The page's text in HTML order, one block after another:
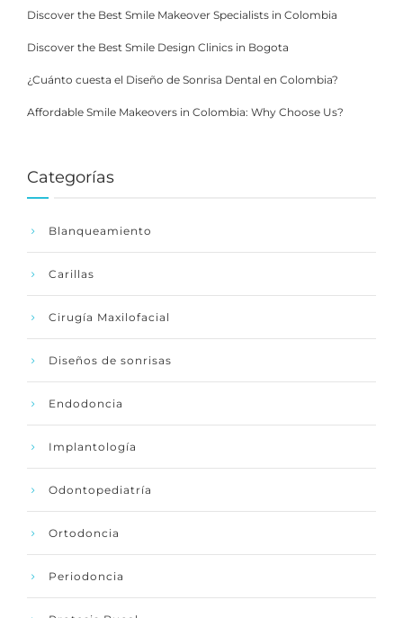
Discover the Best Smile Makeover Specialists in Colombia
Discover the Best Smile Design Clinics in Bogota
¿Cuánto cuesta el Diseño de Sonrisa Dental en Colombia?
Affordable Smile Makeovers in Colombia: Why Choose Us?
Categorías
Blanqueamiento
Carillas
Cirugía Maxilofacial
Diseños de sonrisas
Endodoncia
Implantología
Odontopediatría
Ortodoncia
Periodoncia